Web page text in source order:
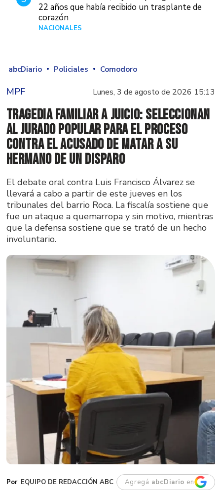
22 años que había recibido un trasplante de
corazón
NACIONALES
abcDiario Policiales Comodoro
MPF Lunes, 3 de agosto de 2026 15:13
Tragedia familiar a juicio: seleccionan
al jurado popular para el proceso
contra el acusado de matar a su
hermano de un disparo
El debate oral contra Luis Francisco Álvarez se
llevará a cabo a partir de este jueves en los
tribunales del barrio Roca. La fiscalía sostiene que
fue un ataque a quemarropa y sin motivo, mientras
que la defensa sostiene que se trató de un hecho
involuntario.
EQUIPO DE REDACCIÓN ABC Agregá abcDiario en